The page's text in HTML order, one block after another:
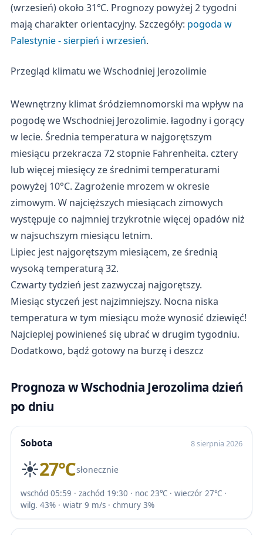
(wrzesień) około 31℃. Prognozy powyżej 2 tygodni
mają charakter orientacyjny. Szczegóły: pogoda w
Palestynie - sierpień i wrzesień.
Przegląd klimatu we Wschodniej Jerozolimie
Wewnętrzny klimat śródziemnomorski ma wpływ na
pogodę we Wschodniej Jerozolimie. łagodny i gorący
w lecie. Średnia temperatura w najgorętszym
miesiącu przekracza 72 stopnie Fahrenheita. cztery
lub więcej miesięcy ze średnimi temperaturami
powyżej 10°C. Zagrożenie mrozem w okresie
zimowym. W najcięższych miesiącach zimowych
występuje co najmniej trzykrotnie więcej opadów niż
w najsuchszym miesiącu letnim.
Lipiec jest najgorętszym miesiącem, ze średnią
wysoką temperaturą 32.
Czwarty tydzień jest zazwyczaj najgorętszy.
Miesiąc styczeń jest najzimniejszy. Nocna niska
temperatura w tym miesiącu może wynosić dziewięć!
Najcieplej powinieneś się ubrać w drugim tygodniu.
Dodatkowo, bądź gotowy na burzę i deszcz
Prognoza w Wschodnia Jerozolima dzień
po dniu
Sobota 8 sierpnia 2026
☀️27℃słonecznie
wschód 05:59 · zachód 19:30 · noc 23℃ · wieczór 27℃ ·
wilg. 43% · wiatr 9 m/s · chmury 3%